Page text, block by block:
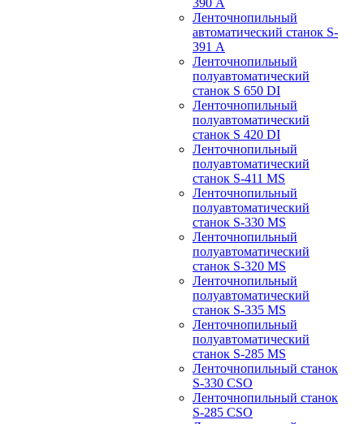
390 А
Ленточнопильный
автоматический станок S-
391 А
Ленточнопильный
полуавтоматический
станок S 650 DI
Ленточнопильный
полуавтоматический
станок S 420 DI
Ленточнопильный
полуавтоматический
станок S-411 MS
Ленточнопильный
полуавтоматический
станок S-330 MS
Ленточнопильный
полуавтоматический
станок S-320 MS
Ленточнопильный
полуавтоматический
станок S-335 MS
Ленточнопильный
полуавтоматический
станок S-285 MS
Ленточнопильный станок
S-330 CSO
Ленточнопильный станок
S-285 CSO